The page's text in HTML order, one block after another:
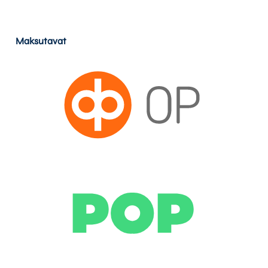
Maksutavat